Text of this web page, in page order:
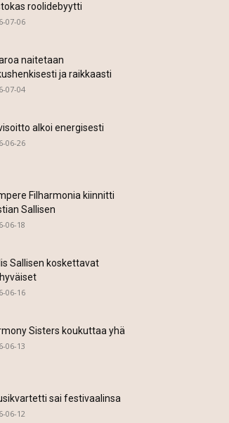
roolidebyytti
07-06
naitetaan
ja raikkaasti
07-04
alkoi energisesti
06-26
Filharmonia kiinnitti
Sallisen
06-18
Sallisen koskettavat
06-16
Sisters koukuttaa yhä
06-13
sai festivaalinsa
06-12